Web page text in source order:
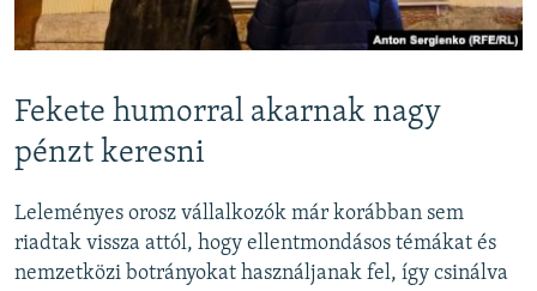
Fekete humorral akarnak nagy
pénzt keresni
Leleményes orosz vállalkozók már korábban sem
riadtak vissza attól, hogy ellentmondásos témákat és
nemzetközi botrányokat használjanak fel, így csinálva